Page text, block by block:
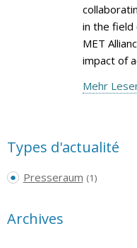
in the field
MET
impact of
Mehr
Types d'actualité
Presseraum (1)
Archives